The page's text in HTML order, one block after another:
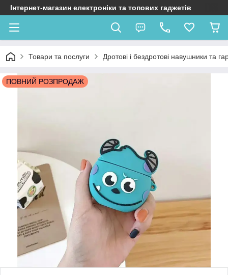
Інтернет-магазин електроніки та топових гаджетів
Товари та послуги Дротові і бездротові навушники та
ПОВНИЙ РОЗПРОДАЖ